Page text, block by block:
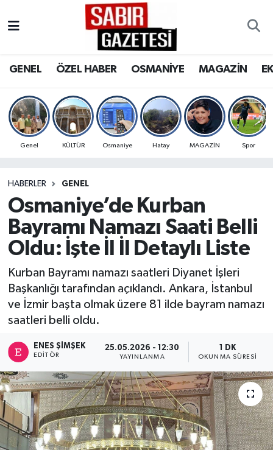
GENEL ÖZEL HABER OSMANİYE MAGAZİN
Genel KÜLTÜR Osmaniye Hatay MAGAZİN Spor
HABERLER GENEL
Osmaniye’de Kurban
Bayramı Namazı Saati Belli
Oldu: İşte İl İl Detaylı Liste
Kurban Bayramı namazı saatleri Diyanet İşleri
Başkanlığı tarafından açıklandı. Ankara, İstanbul
ve İzmir başta olmak üzere 81 ilde bayram namazı
saatleri belli oldu.
ENES ŞIMŞEK
EDITÖR
25.05.2026 - 12:30
YAYINLANMA
1 DK
OKUNMA SÜRESI
OSMANİYE
MAGAZİN
SPOR
RESMİ İLANLAR
Osmaniye Nöbetçi Eczaneler
Osmaniye Trafik Yoğunluk Haritası
Süper Lig Puan Durumu ve Fikstür
Son Dakika Haberleri
Haber Arşivi